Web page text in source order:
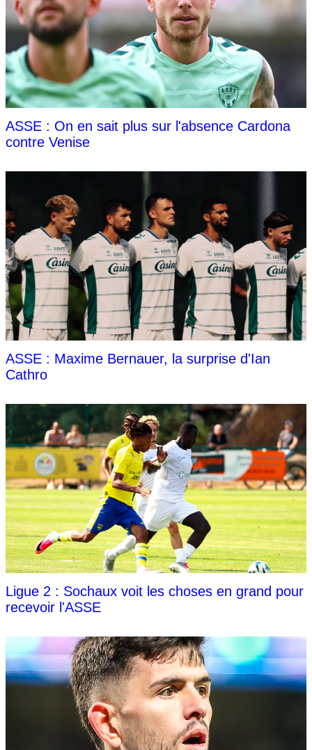
ASSE : On en sait plus sur l'absence Cardona
contre Venise
ASSE : Maxime Bernauer, la surprise d'Ian
Cathro
Ligue 2 : Sochaux voit les choses en grand pour
recevoir l'ASSE